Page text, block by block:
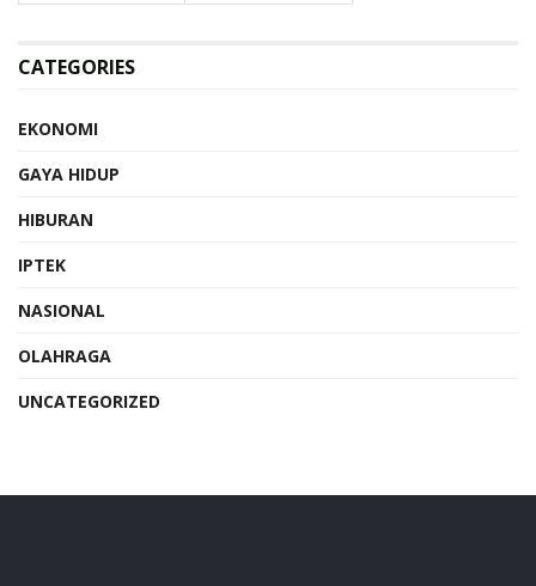
CATEGORIES
EKONOMI
GAYA HIDUP
HIBURAN
IPTEK
NASIONAL
OLAHRAGA
UNCATEGORIZED